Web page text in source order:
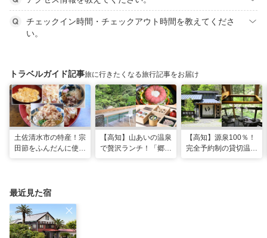
チェックイン時間・チェックアウト時間を教えてくださ
い。
トラベルガイド記事旅に行きたくなる旅行記事をお届け
土佐清水市の特産！宗
田節をふんだんに使っ
【高知】山あいの温泉
で贅沢ランチ！「郷麓
【高知】源泉100％！
完全予約制の貸切温泉
最近見た宿